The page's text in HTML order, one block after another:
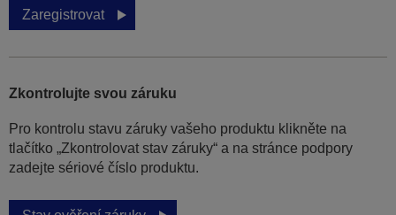
Zaregistrovat
Zkontrolujte svou záruku
Pro kontrolu stavu záruky vašeho produktu klikněte na
tlačítko „Zkontrolovat stav záruky“ a na stránce podpory
zadejte sériové číslo produktu.